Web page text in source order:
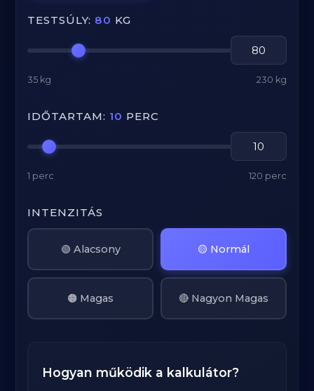
TESTSÚLY: 80 KG
35 kg 230 kg
IDŐTARTAM: 10 PERC
1 perc 120 perc
INTENZITÁS
🟢 Alacsony 🟡 Normál
🟠 Magas 🔴 Nagyon Magas
Hogyan működik a kalkulátor?